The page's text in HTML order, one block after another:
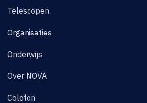
Telescopen
Organisaties
Onderwijs
Over NOVA
Colofon